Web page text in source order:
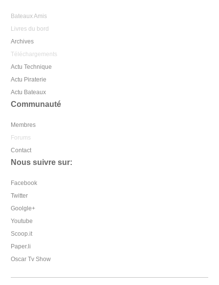
Bateaux Amis
Livres du bord
Archives
Téléchargements
Actu Technique
Actu Piraterie
Actu Bateaux
Communauté
Membres
Forums
Contact
Nous suivre sur:
Facebook
Twitter
Goolgle+
Youtube
Scoop.it
Paper.li
Oscar Tv Show